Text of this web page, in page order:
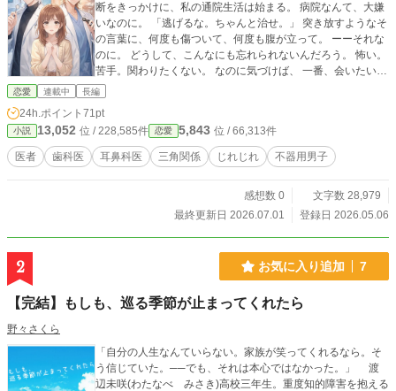
断をきっかけに、私の通院生活は始まる。 病院なんて、大嫌
いなのに。 「逃げるな。ちゃんと治せ。」 突き放すようなそ
の言葉に、何度も傷ついて、何度も腹が立って。 ーーそれな
のに。 どうして、こんなにも忘れられないんだろう。 怖い。
苦手。関わりたくない。 なのに気づけば、 一番、会いたい人
になっていた。 大嫌いな場所で出会ったのは、 どうしようも
ーー ライト文芸大賞にエントリー中の 『痛いのは、歯だけじ
ゃない』も毎日更新しています。 よろしければ、そちらも読
んでいただけると嬉しいです！
恋愛 連載中 長編
24h.ポイント 71pt
小説 13,052 位 / 228,585件 恋愛 5,843 位 / 66,313件
医者 歯科医 耳鼻科医 三角関係 じれじれ 不器用男子
感想数 0
文字数 28,979
最終更新日 2026.07.01
登録日 2026.05.06
2 お気に入り追加 7
【完結】もしも、巡る季節が止まってくれたら
野々さくら
「自分の人生なんていらない。家族が笑ってくれるなら。そ
う信じていた。──でも、それは本心ではなかった。」 渡
辺未咲(わたなべ みさき)高校三年生。重度知的障害を抱える